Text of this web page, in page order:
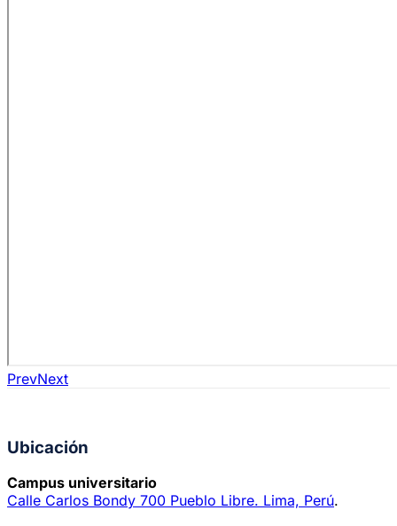
PrevNext
Ubicación
Campus universitario
Calle Carlos Bondy 700 Pueblo Libre. Lima, Perú.